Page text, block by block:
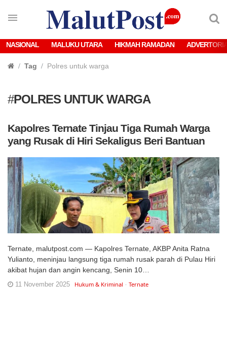
NASIONAL MALUKU UTARA HIKMAH RAMADAN
Tag Polres untuk warga
#POLRES UNTUK WARGA
Kapolres Ternate Tinjau Tiga Rumah Warga
yang Rusak di Hiri Sekaligus Beri Bantuan
Ternate, malutpost.com — Kapolres Ternate, AKBP Anita Ratna
Yulianto, meninjau langsung tiga rumah rusak parah di Pulau Hiri
akibat hujan dan angin kencang, Senin 10…
11 November 2025 Hukum & Kriminal Ternate